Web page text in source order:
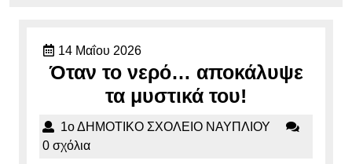
14 Μαΐου 202614
Μαΐου
2026
Όταν το νερό… αποκάλυψε
τα μυστικά του!
το
1ο ΔΗΜΟΤΙΚΟ ΣΧΟΛΕΙΟ ΝΑΥΠΛΙΟΥ
0 σχόλια